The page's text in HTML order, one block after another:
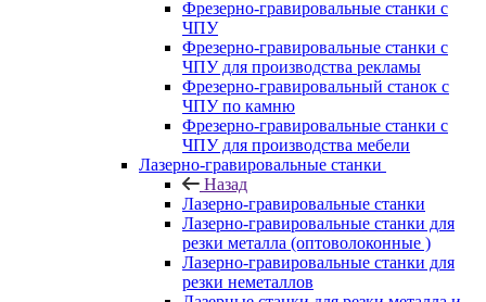
Фрезерно-гравировальные станки с
ЧПУ
Фрезерно-гравировальные станки с
ЧПУ для производства рекламы
Фрезерно-гравировальный станок с
ЧПУ по камню
Фрезерно-гравировальные станки с
ЧПУ для производства мебели
Лазерно-гравировальные станки
Назад
Лазерно-гравировальные станки
Лазерно-гравировальные станки для
резки металла (оптоволоконные )
Лазерно-гравировальные станки для
резки неметаллов